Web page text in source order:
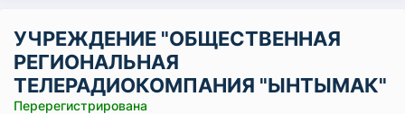
УЧРЕЖДЕНИЕ "ОБЩЕСТВЕННАЯ
РЕГИОНАЛЬНАЯ
ТЕЛЕРАДИОКОМПАНИЯ "ЫНТЫМАК"
Перерегистрирована